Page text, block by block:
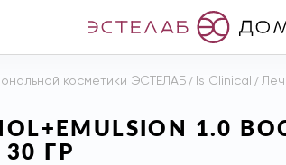
косметики ЭСТЕЛАБ / Is Clinical /
ГР